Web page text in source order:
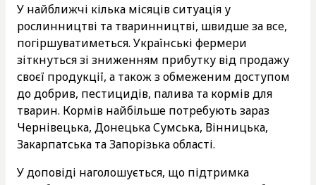
У найближчі кілька місяців ситуація у
рослинництві та тваринництві, швидше за все,
погіршуватиметься. Українські фермери
зіткнуться зі зниженням прибутку від продажу
своєї продукції, а також з обмеженим доступом
до добрив, пестицидів, палива та кормів для
тварин. Кормів найбільше потребують зараз
Чернівецька, Донецька Сумська, Вінницька,
Закарпатська та Запорізька області.
У доповіді наголошується, що підтримка